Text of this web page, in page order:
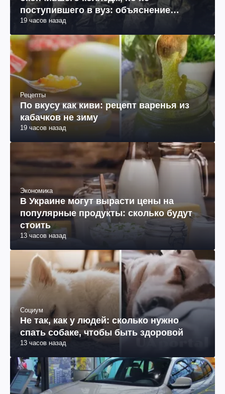
поступившего в вуз: объяснение
юриста
19 часов назад
Рецепты
По вкусу как киви: рецепт варенья из
кабачков не зиму
19 часов назад
Экономика
В Украине могут вырасти цены на
популярные продукты: сколько будут
стоить
13 часов назад
Социум
Не так, как у людей: сколько нужно
спать собаке, чтобы быть здоровой
13 часов назад